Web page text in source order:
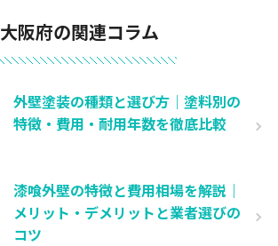
大阪府の関連コラム
外壁塗装の種類と選び方｜塗料別の
特徴・費用・耐用年数を徹底比較
漆喰外壁の特徴と費用相場を解説｜
メリット・デメリットと業者選びの
コツ